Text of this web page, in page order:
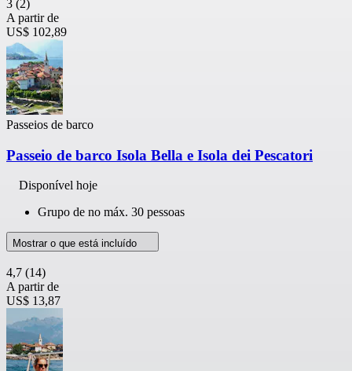
3 (2)
A partir de
US$ 102,89
Passeios de barco
Passeio de barco Isola Bella e Isola dei Pescatori
Disponível hoje
Grupo de no máx. 30 pessoas
Mostrar o que está incluído
4,7 (14)
A partir de
US$ 13,87